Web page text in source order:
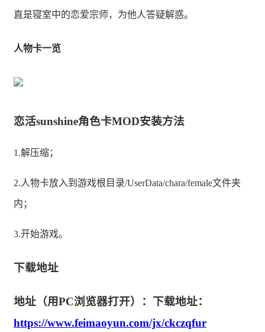
直是寝室中的恋爱宗师，为他人答疑解惑。
人物卡一览
恋活sunshine角色卡MOD安装方法
1.解压缩；
2.人物卡放入到游戏根目录/UserData/chara/female文件夹
内；
3.开始游戏。
下载地址
地址（用PC浏览器打开）：下载地址：
https://www.feimaoyun.com/jx/ckczqfur